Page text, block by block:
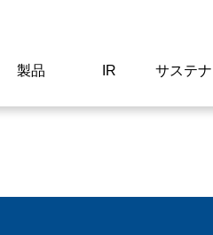
製品 IR サステ